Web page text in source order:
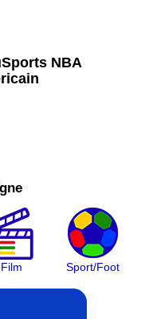
NBA
Film Sport/Foot